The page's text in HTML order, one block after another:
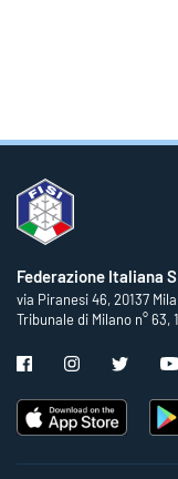
Federazione Italiana
via Piranesi 46, 20137
Tribunale di Milano n° 63,